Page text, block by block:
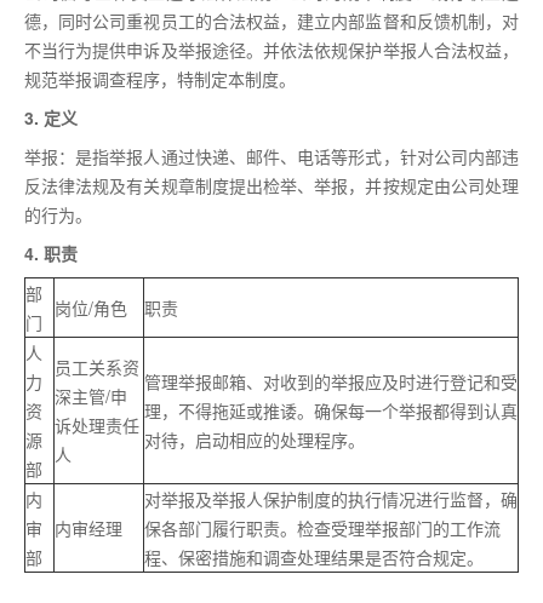
德，同时公司重视员工的合法权益，建立内部监督和反馈机制，对
不当行为提供申诉及举报途径。并依法依规保护举报人合法权益，
规范举报调查程序，特制定本制度。
3. 定义
举报：是指举报人通过快递、邮件、电话等形式，针对公司内部违
反法律法规及有关规章制度提出检举、举报，并按规定由公司处理
的行为。
4. 职责
部
门
岗位/角色
职责
人
力
资
源
部
员工关系资
深主管/申
诉处理责任
人
管理举报邮箱、对收到的举报应及时进行登记和受
理，不得拖延或推诿。确保每一个举报都得到认真
对待，启动相应的处理程序。
内
审
部
内审经理
对举报及举报人保护制度的执行情况进行监督，确
保各部门履行职责。检查受理举报部门的工作流
程、保密措施和调查处理结果是否符合规定。